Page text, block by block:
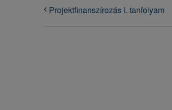
Projektfinanszírozás I. tanfolyam